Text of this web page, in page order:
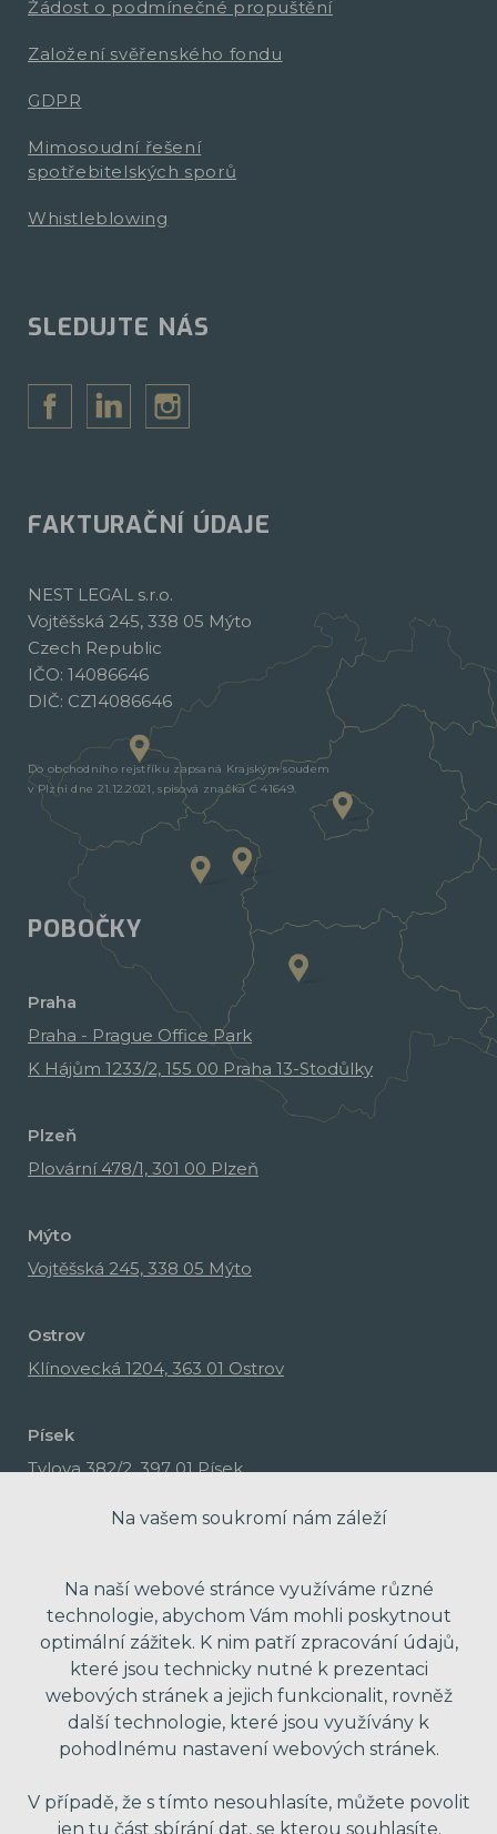
Žádost o podmínečné propuštění
Založení svěřenského fondu
GDPR
Mimosoudní řešení
spotřebitelských sporů
Whistleblowing
SLEDUJTE NÁS
FAKTURAČNÍ ÚDAJE
NEST LEGAL s.r.o.
Vojtěšská 245, 338 05 Mýto
Czech Republic
IČO: 14086646
DIČ: CZ14086646
Do obchodního rejstříku zapsaná Krajským soudem
v Plzni dne 21.12.2021, spisová značka C 41649.
POBOČKY
Praha
Praha - Prague Office Park
K Hájům 1233/2, 155 00 Praha 13-Stodůlky
Plzeň
Plovární 478/1, 301 00 Plzeň
Mýto
Vojtěšská 245, 338 05 Mýto
Ostrov
Klínovecká 1204, 363 01 Ostrov
Písek
Tylova 382/2, 397 01 Písek
Na vašem soukromí nám záleží
Na naší webové stránce využíváme různé
technologie, abychom Vám mohli poskytnout
optimální zážitek. K nim patří zpracování údajů,
které jsou technicky nutné k prezentaci
webových stránek a jejich funkcionalit, rovněž
další technologie, které jsou využívány k
pohodlnému nastavení webových stránek.
V případě, že s tímto nesouhlasíte, můžete povolit
jen tu část sbírání dat, se kterou souhlasíte.